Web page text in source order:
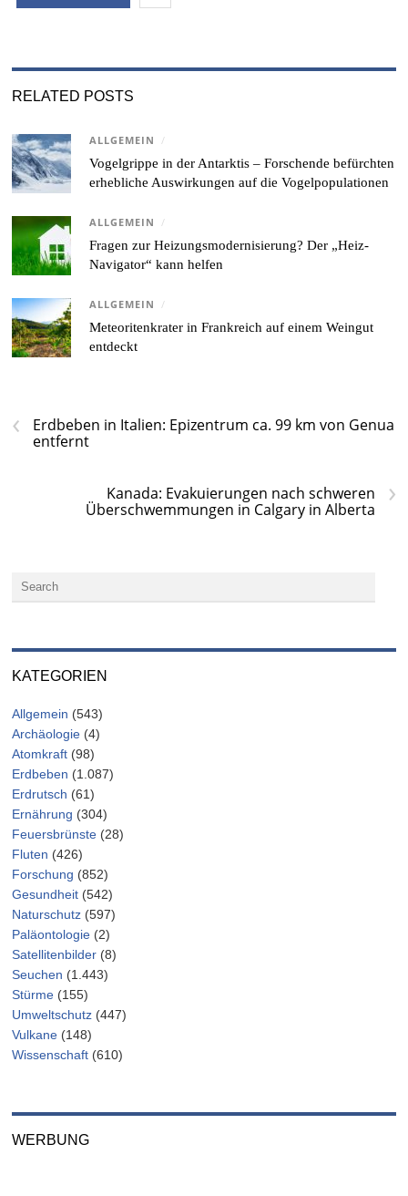
RELATED POSTS
ALLGEMEIN /
Vogelgrippe in der Antarktis – Forschende befürchten
erhebliche Auswirkungen auf die Vogelpopulationen
ALLGEMEIN /
Fragen zur Heizungsmodernisierung? Der „Heiz-
Navigator“ kann helfen
ALLGEMEIN /
Meteoritenkrater in Frankreich auf einem Weingut
entdeckt
‹
Erdbeben in Italien: Epizentrum ca. 99 km von Genua
entfernt
›
Kanada: Evakuierungen nach schweren
Überschwemmungen in Calgary in Alberta
KATEGORIEN
Allgemein (543)
Archäologie (4)
Atomkraft (98)
Erdbeben (1.087)
Erdrutsch (61)
Ernährung (304)
Feuersbrünste (28)
Fluten (426)
Forschung (852)
Gesundheit (542)
Naturschutz (597)
Paläontologie (2)
Satellitenbilder (8)
Seuchen (1.443)
Stürme (155)
Umweltschutz (447)
Vulkane (148)
Wissenschaft (610)
WERBUNG